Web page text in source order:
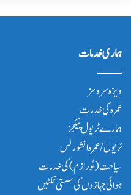
ہماری خدمات
ویزہ سروسز
عمرہ کی خدمات
ہمارے ٹریول پیکجز
ٹریول/عمرہ انشورنس
سیاحت(ٹورازم) کی خدمات
ہوائی جہازوں کی سستی ٹکٹیں